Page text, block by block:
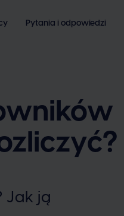
Pytania i odpowiedzi
Jak ją